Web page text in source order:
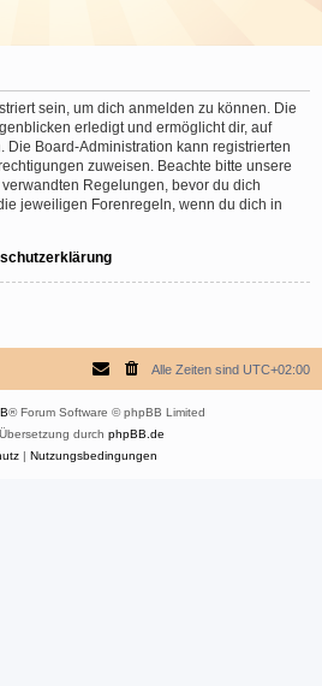
sein, um dich anmelden zu können. Die
erledigt und ermöglicht dir, auf
Die Board-Administration kann registrierten
zuweisen. Beachte bitte unsere
Regelungen, bevor du dich
jeweiligen Forenregeln, wenn du dich in
Alle Zeiten sind UTC+02:00
® Forum Software © phpBB Limited
durch phpBB.de
| Nutzungsbedingungen